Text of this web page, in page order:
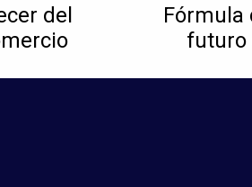
Fórmula
futuro
del